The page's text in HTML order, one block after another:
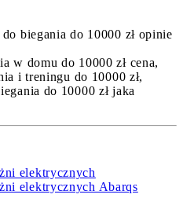
biegania do 10000 zł opinie
w domu do 10000 zł cena,
i treningu do 10000 zł,
do 10000 zł jaka
elektrycznych
elektrycznych Abarqs